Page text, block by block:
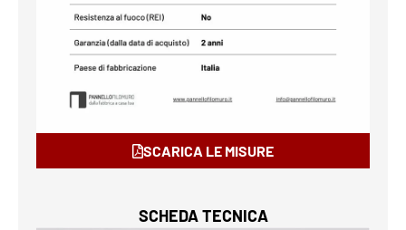
SCARICA LE MISURE
SCHEDA TECNICA